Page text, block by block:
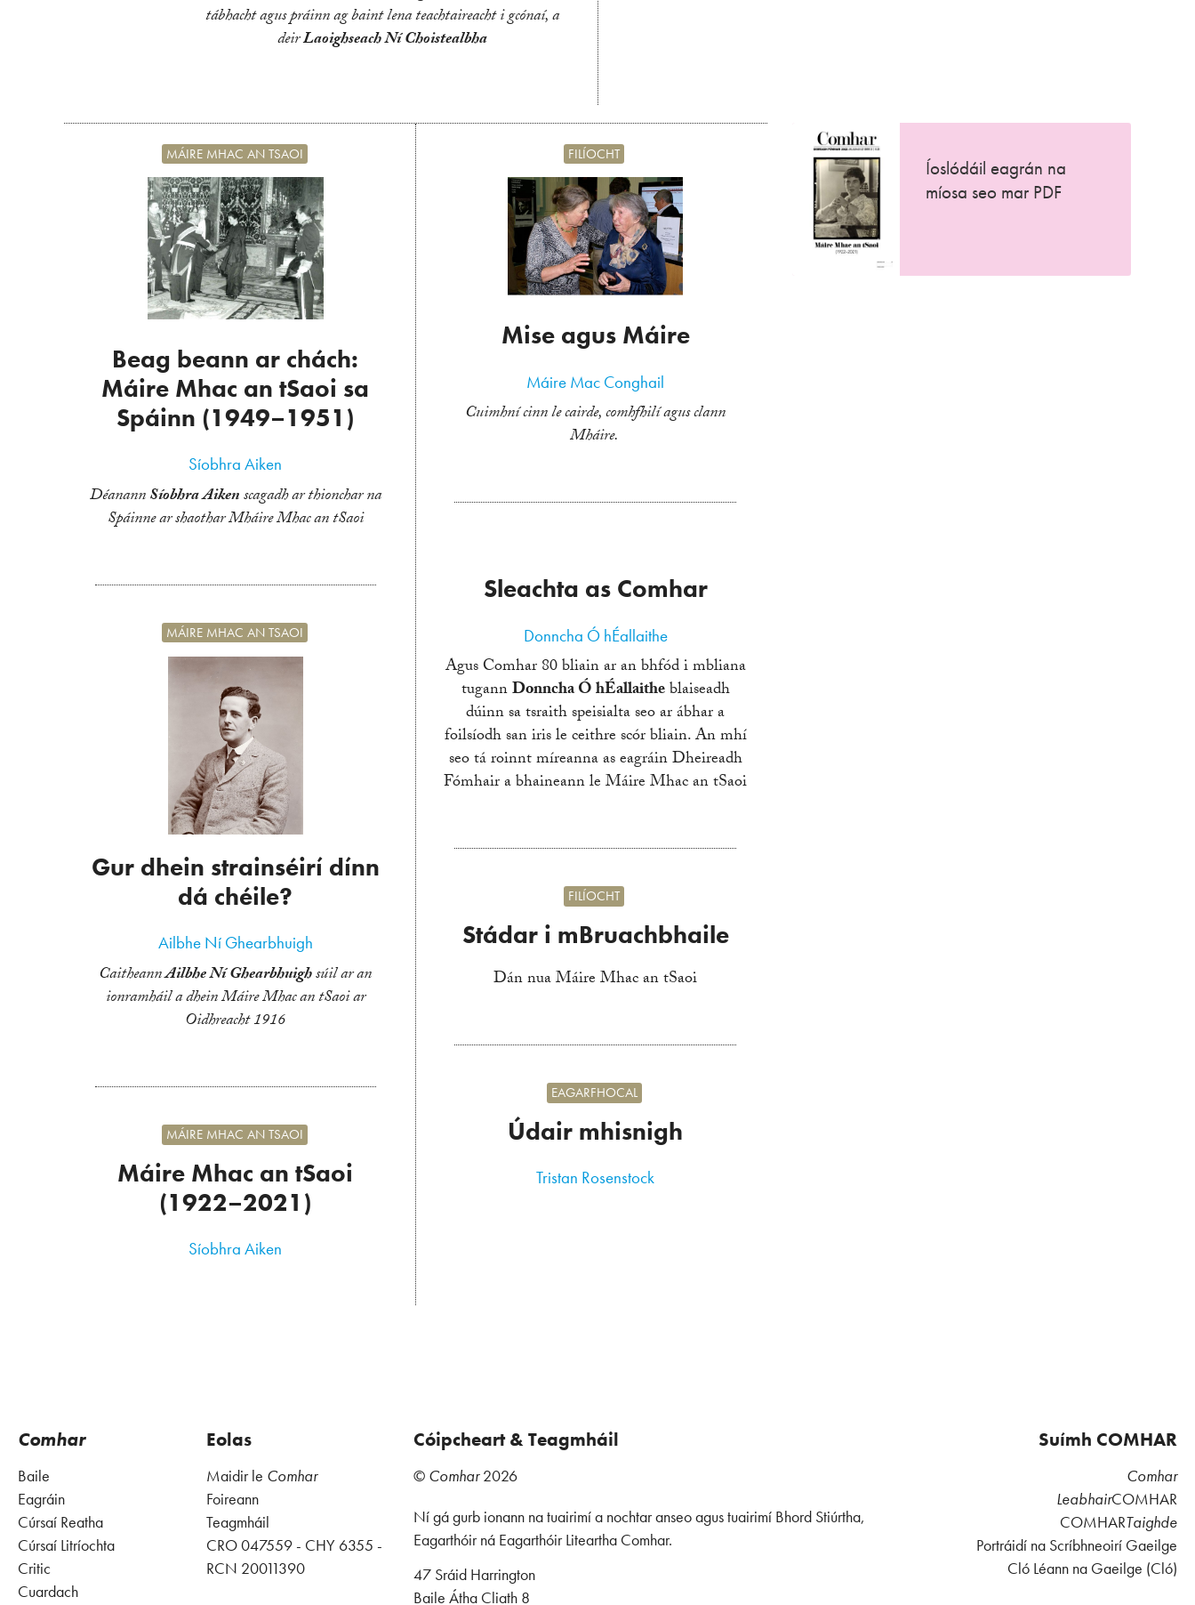
tábhacht agus práinn ag baint lena teachtaireacht i gcónaí, a
deirLaoighseach Ní Choistealbha
Beag beann ar chách:
Máire Mhac an tSaoi sa
Spáinn (1949–1951)
MÁIRE MHAC AN TSAOI
Síobhra Aiken
DéanannSíobhra Aikenscagadh ar thionchar na
Spáinne ar shaothar Mháire Mhac an tSaoi
Gur dhein strainséirí dínn
dá chéile?
MÁIRE MHAC AN TSAOI
Ailbhe Ní Ghearbhuigh
CaitheannAilbhe Ní Ghearbhuighsúil ar an
ionramháil a dhein Máire Mhac an tSaoi ar
Oidhreacht 1916
Máire Mhac an tSaoi
(1922–2021)
MÁIRE MHAC AN TSAOI
Síobhra Aiken
Mise agus Máire
FILÍOCHT
Máire Mac Conghail
Cuimhní cinn le cairde, comhfhilí agus clann
Mháire.
Sleachta as Comhar
Donncha Ó hÉallaithe
Agus Comhar 80 bliain ar an bhfód i mbliana
tugannDonncha Ó hÉallaitheblaiseadh
dúinn sa tsraith speisialta seo ar ábhar a
foilsíodh san iris le ceithre scór bliain. An mhí
seo tá roinnt míreanna as eagráin Dheireadh
Fómhair a bhaineann le Máire Mhac an tSaoi
Stádar i mBruachbhaile
FILÍOCHT
Dán nua Máire Mhac an tSaoi
Údair mhisnigh
EAGARFHOCAL
Tristan Rosenstock
Íoslódáil eagrán na
míosa seo mar PDF
Comhar
Baile
Eagráin
Cúrsaí Reatha
Cúrsaí Litríochta
Critic
Cuardach
Eolas
Maidir le Comhar
Foireann
Teagmháil
CRO 047559 - CHY 6355 -
RCN 20011390
Cóipcheart & Teagmháil
© Comhar2026
Ní gá gurb ionann na tuairimí a nochtar anseo agus tuairimí Bhord Stiúrtha,
Eagarthóir ná Eagarthóir Liteartha Comhar.
47 Sráid Harrington
Baile Átha Cliath 8
Suímh COMHAR
Comhar
LeabhairCOMHAR
COMHARTaighde
Portráidí na Scríbhneoirí Gaeilge
Cló Léann na Gaeilge (Cló)